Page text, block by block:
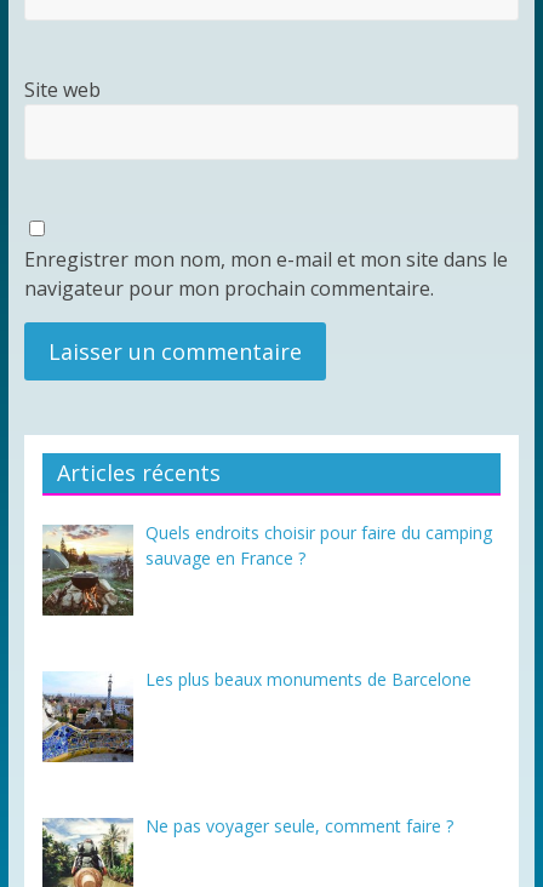
Site web
Enregistrer mon nom, mon e-mail et mon site dans le
navigateur pour mon prochain commentaire.
Articles récents
Quels endroits choisir pour faire du camping
sauvage en France ?
Les plus beaux monuments de Barcelone
Ne pas voyager seule, comment faire ?